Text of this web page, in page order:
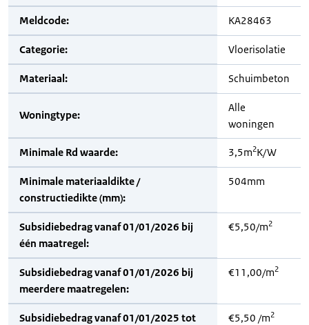
Meldcode: KA28463
Categorie: Vloerisolatie
Materiaal: Schuimbeton
Woningtype:
Alle
woningen
Minimale Rd waarde: 3,5m2K/W
Minimale materiaaldikte /
constructiedikte (mm):
504mm
Subsidiebedrag vanaf 01/01/2026 bij
één maatregel:
€5,50/m2
Subsidiebedrag vanaf 01/01/2026 bij
meerdere maatregelen:
€11,00/m2
Subsidiebedrag vanaf 01/01/2025 tot
€5,50 /m2